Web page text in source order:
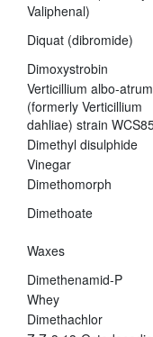
Valiphenal)
Diquat (dibromide)
Dimoxystrobin
Verticillium albo-atrum
(formerly Verticillium
dahliae) strain
Dimethyl disulphide
Vinegar
Dimethomorph
Dimethoate
Waxes
Dimethenamid-P
Whey
Dimethachlor